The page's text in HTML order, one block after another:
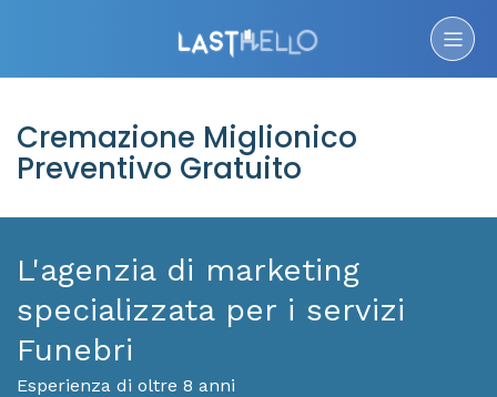
Cremazione Miglionico
Preventivo Gratuito
L'agenzia di marketing
specializzata per i servizi
Funebri
Esperienza di oltre 8 anni